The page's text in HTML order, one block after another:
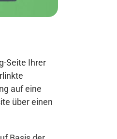
Seite Ihrer
auf eine
über einen